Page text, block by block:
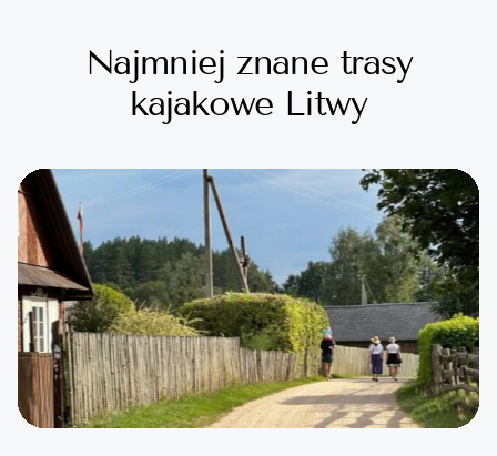
Najmniej znane trasy
kajakowe Litwy